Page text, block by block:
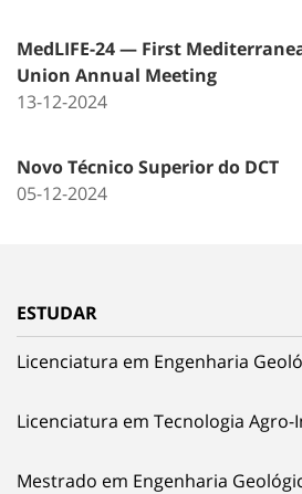
MedLIFE-24 — First
Union Annual Meeting
13-12-2024
Novo Técnico Superior do DCT
05-12-2024
ESTUDAR
Licenciatura em Engenharia
Licenciatura em Tecnologia
Mestrado em Engenharia